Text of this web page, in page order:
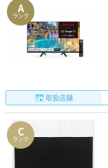
A
ランク
取扱店舗
C
ランク